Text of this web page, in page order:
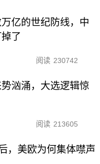
亿的世纪防线，中
了
阅读 230742
汹涌，大选逻辑惊
阅读 213605
，美欧为何集体噤声